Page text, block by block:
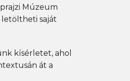
Múzeum
saját
kísérletet, ahol
át a